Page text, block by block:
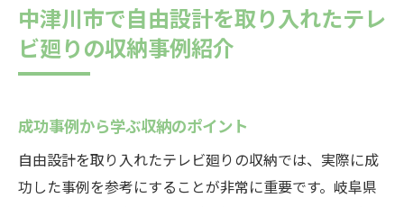
中津川市で自由設計を取り入れたテレ
ビ廻りの収納事例紹介
成功事例から学ぶ収納のポイント
自由設計を取り入れたテレビ廻りの収納では、実際に成
功した事例を参考にすることが非常に重要です。岐阜県